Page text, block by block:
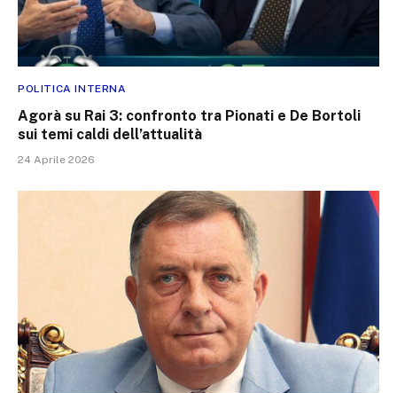
POLITICA INTERNA
Agorà su Rai 3: confronto tra Pionati e De Bortoli
sui temi caldi dell’attualità
24 Aprile 2026